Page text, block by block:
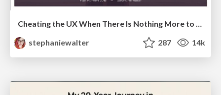
Cheating the UX When There Is Nothing More to Optimize - PixelPioneers
stephaniewalter
287 14k